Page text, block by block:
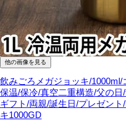
他の画像を見る
飲みごろメガジョッキ/
保温/保冷/真空二重構造/父の
ギフト/両親/誕生日/プレゼント
キ1000GD